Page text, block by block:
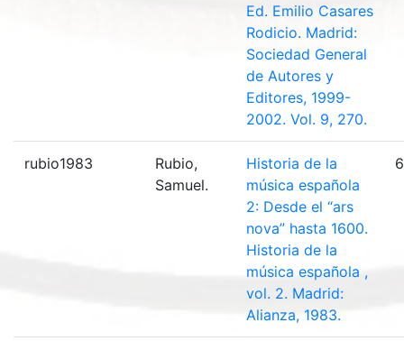
Ed. Emilio Casares
Rodicio. Madrid:
Sociedad General
de Autores y
Editores, 1999-
2002. Vol. 9, 270.
rubio1983
Rubio,
Samuel.
Historia de la
música española
2: Desde el “ars
nova” hasta 1600.
Historia de la
música española ,
vol. 2. Madrid:
Alianza, 1983.